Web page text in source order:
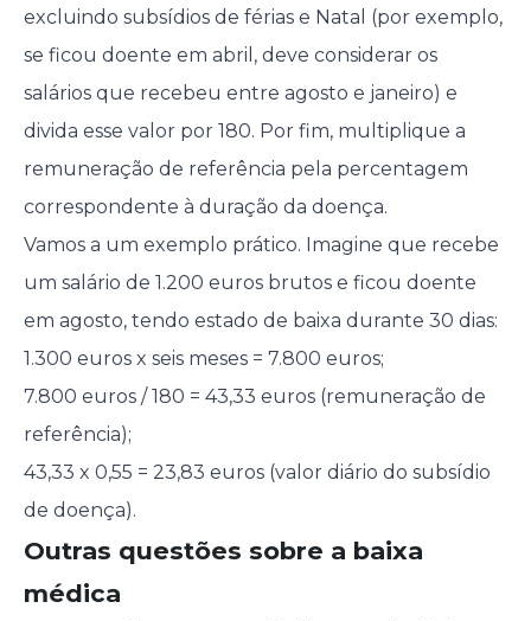
excluindo subsídios de férias e Natal (por exemplo,
se ficou doente em abril, deve considerar os
salários que recebeu entre agosto e janeiro) e
divida esse valor por 180. Por fim, multiplique a
remuneração de referência pela percentagem
correspondente à duração da doença.
Vamos a um exemplo prático. Imagine que recebe
um salário de 1.200 euros brutos e ficou doente
em agosto, tendo estado de baixa durante 30 dias:
1.300 euros x seis meses = 7.800 euros;
7.800 euros / 180 = 43,33 euros (remuneração de
referência);
43,33 x 0,55 = 23,83 euros (valor diário do subsídio
de doença).
Outras questões sobre a baixa
médica